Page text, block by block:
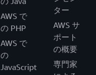
AWS で
の PHP
AWS で
の
JavaScript
ター
AWS サ
ポート
の概要
専門家